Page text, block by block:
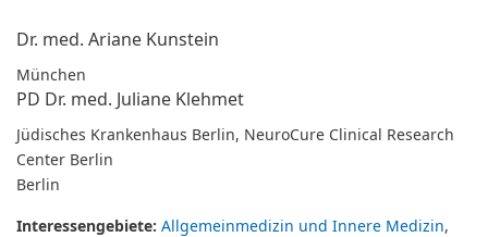
Dr. med. Ariane Kunstein
München
PD Dr. med. Juliane Klehmet
Jüdisches Krankenhaus Berlin, NeuroCure Clinical Research
Center Berlin
Berlin
Interessengebiete: Allgemeinmedizin und Innere Medizin,